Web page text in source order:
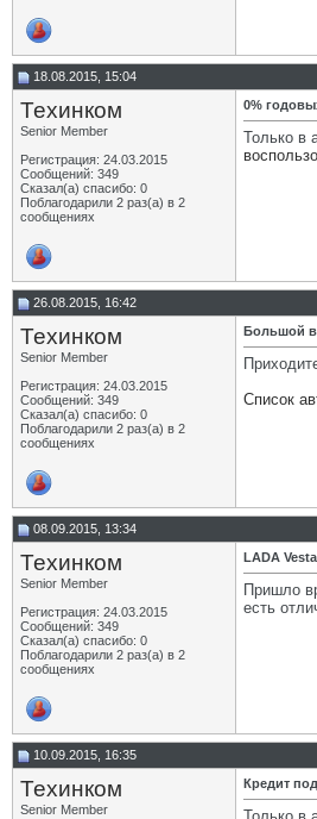
18.08.2015, 15:04
Техинком
Senior Member
Регистрация: 24.03.2015
Сообщений: 349
Сказал(а) спасибо: 0
Поблагодарили 2 раз(а) в 2
сообщениях
0%
Только в
26.08.2015, 16:42
Техинком
Senior Member
Регистрация: 24.03.2015
Сообщений: 349
Сказал(а) спасибо: 0
Поблагодарили 2 раз(а) в 2
сообщениях
Большой
Список
08.09.2015, 13:34
Техинком
Senior Member
Регистрация: 24.03.2015
Сообщений: 349
Сказал(а) спасибо: 0
Поблагодарили 2 раз(а) в 2
сообщениях
LADA
Пришло
есть
10.09.2015, 16:35
Техинком
Senior Member
Кредит